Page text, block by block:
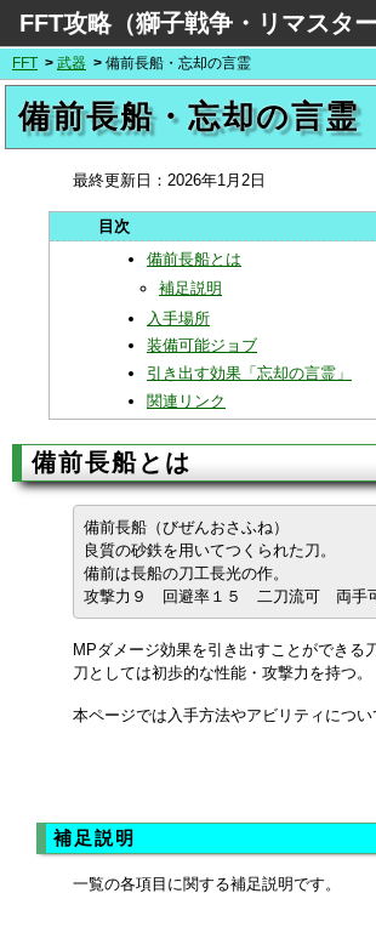
FFT攻略（獅子戦争・リマスター
FFT 武器 備前長船・忘却の言霊
備前長船・忘却の言霊
最終更新日： 2026年1月2日
備前長船とは
補足説明
入手場所
装備可能ジョブ
引き出す効果「忘却の言霊」
関連リンク
備前長船とは
備前長船（びぜんおさふね）
良質の砂鉄を用いてつくられた刀。
備前は長船の刀工長光の作。
攻撃力９ 回避率１５ 二刀流可 両手
MPダメージ効果を引き出すことができる刀
刀としては初歩的な性能・攻撃力を持つ。
本ページでは入手方法やアビリティについ
補足説明
一覧の各項目に関する補足説明です。